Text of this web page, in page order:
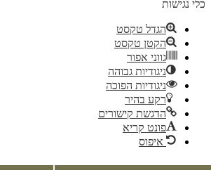
כלי נגישות
הגדל טקסט
הקטן טקסט
גווני אפור
ניגודיות גבוהה
ניגודיות הפוכה
רקע בהיר
הדגשת קישורים
פונט קריא
איפוס